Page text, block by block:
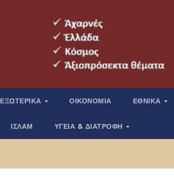
ΕΞΩΤΕΡΙΚΑ ΟΙΚΟΝΟΜΙΑ ΕΘΝΙΚΑ
ΙΣΛΑΜ ΥΓΕΙΑ & ΔΙΑΤΡΟΦΗ